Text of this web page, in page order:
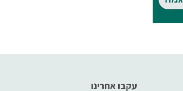
עקבו אחרינו